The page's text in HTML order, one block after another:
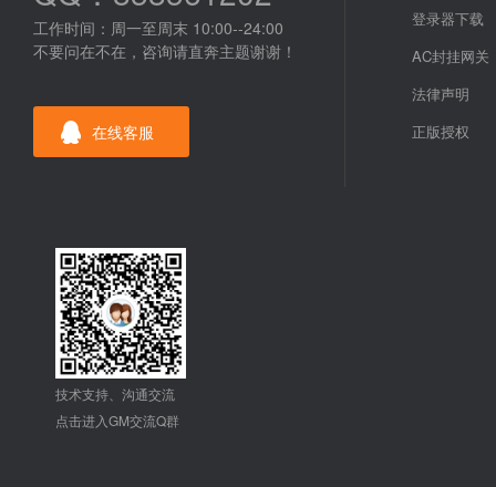
工作时间：周一至周末 10:00--24:00
不要问在不在，咨询请直奔主题谢谢！
在线客服
登录器下载
AC封挂网关
法律声明
正版授权
技术支持、沟通交流
点击进入GM交流Q群